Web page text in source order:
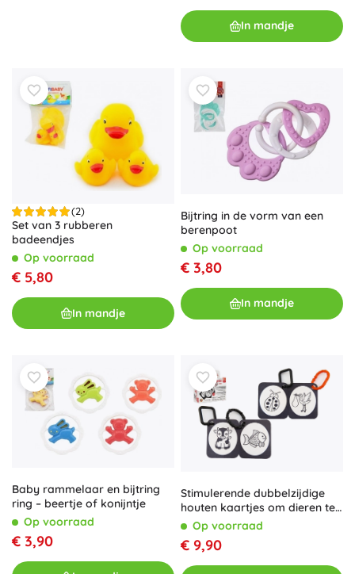
In mandje
(2)
Set van 3 rubberen
badeendjes
Op voorraad
€ 5,80
In mandje
Bijtring in de vorm van een
berenpoot
Op voorraad
€ 3,80
In mandje
Baby rammelaar en bijtring
ring – beertje of konijntje
Op voorraad
€ 3,90
Stimulerende dubbelzijdige
houten kaartjes om dieren te
leren herkennen, zwart-wit, in
een doosje
Op voorraad
€ 9,90